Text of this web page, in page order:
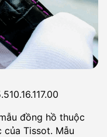
đồng hồ thuộc
Tissot. Mẫu